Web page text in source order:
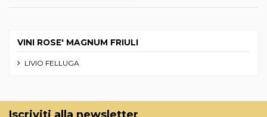
VINI ROSE' MAGNUM FRIULI
LIVIO FELLUGA